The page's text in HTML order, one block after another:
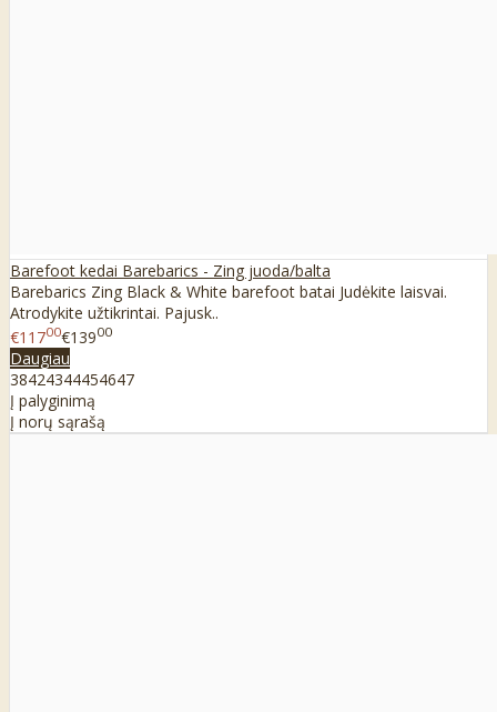
Barefoot kedai Barebarics - Zing juoda/balta
Barebarics Zing Black & White barefoot batai Judėkite laisvai.
Atrodykite užtikrintai. Pajusk..
€11700€13900
Daugiau
38424344454647
Į palyginimą
Į norų sąrašą